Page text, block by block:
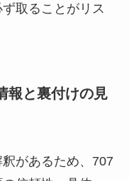
取ることがリス
報と裏付けの見
があるため、707